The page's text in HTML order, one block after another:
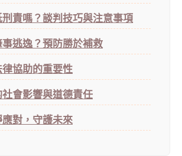
責嗎？談判技巧與注意事項
逃逸？預防勝於補救
協助的重要性
會影響與道德責任
對，守護未來